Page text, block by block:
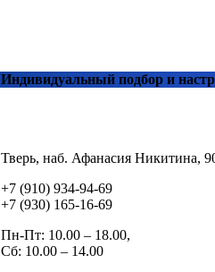
Индивидуальный подбор и
Тверь, наб. Афанасия Никитина,
+7 (910) 934-94-69
+7 (930) 165-16-69
Пн-Пт: 10.00 – 18.00,
Сб: 10.00 – 14.00